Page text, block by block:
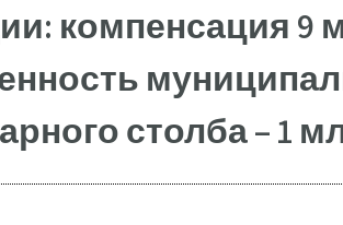
компенсация 9
столба – 1